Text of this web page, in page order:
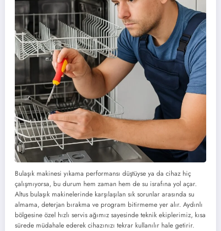
Bulaşık makinesi yıkama performansı düştüyse ya da cihaz hiç
çalışmıyorsa, bu durum hem zaman hem de su israfına yol açar.
Altus bulaşık makinelerinde karşılaşılan sık sorunlar arasında su
almama, deterjan bırakma ve program bitirmeme yer alır. Aydınlı
bölgesine özel hızlı servis ağımız sayesinde teknik ekiplerimiz, kısa
sürede müdahale ederek cihazınızı tekrar kullanılır hale getirir.